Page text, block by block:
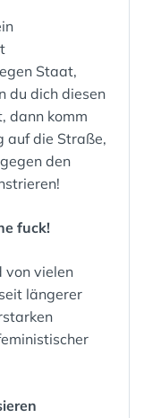
Staat,
du dich diesen
dann komm
auf die Straße,
den
fuck!
von vielen
längerer